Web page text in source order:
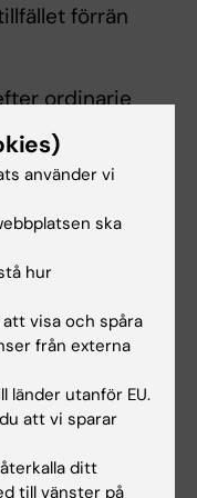
förrän
ordinarie
delta vid
Om
ytterligare
i ett och
skrivning
anmält
som
eller behov av
använder vi
ska
hur
visa och spåra
från externa
länder utanför EU.
att vi sparar
ditt
till vänster på